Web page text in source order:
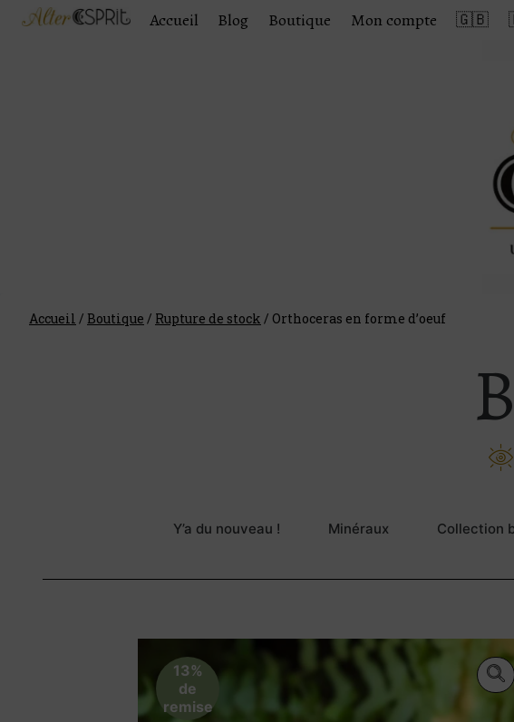
Accueil Blog Boutique Mon compte 🇬🇧
Accueil / Boutique / Rupture de stock / Orthoceras en forme d’oeuf
Y’a du nouveau ! Minéraux Collection
13%
de
remise